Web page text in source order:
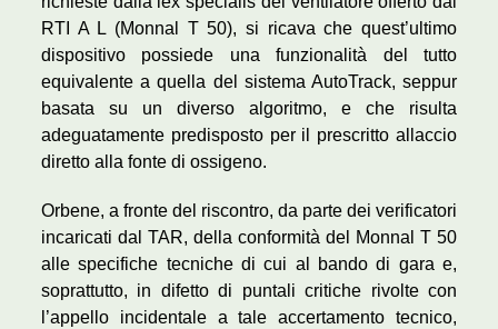
RTI A L (Monnal T 50), si ricava che quest’ultimo
dispositivo possiede una funzionalità del tutto
equivalente a quella del sistema AutoTrack, seppur
basata su un diverso algoritmo, e che risulta
adeguatamente predisposto per il prescritto allaccio
diretto alla fonte di ossigeno.
Orbene, a fronte del riscontro, da parte dei verificatori
incaricati dal TAR, della conformità del Monnal T 50
alle specifiche tecniche di cui al bando di gara e,
soprattutto, in difetto di puntali critiche rivolte con
l’appello incidentale a tale accertamento tecnico,